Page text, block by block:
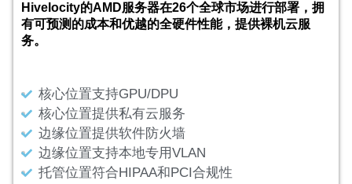
Hivelocity的AMD服务器在26个全球市场进行部署，拥
有可预测的成本和优越的全硬件性能，提供裸机云服
务。
核心位置支持GPU/DPU
核心位置提供私有云服务
边缘位置提供软件防火墙
边缘位置支持本地专用VLAN
托管位置符合HIPAA和PCI合规性